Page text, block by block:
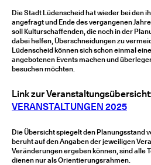
Die Stadt Lüdenscheid hat wieder bei den
angefragt und Ende des vergangenen
soll Kulturschaffenden, die noch in der
dabei helfen, Überschneidungen zu
Lüdenscheid können sich schon einmal
angebotenen Events machen und
besuchen möchten.
Link zur Veranstaltungsübersicht:
VERANSTALTUNGEN 2025
Die Übersicht spiegelt den Planungsstand
beruht auf den Angaben der jeweiligen
Veränderungen ergeben können, sind alle
dienen nur als Orientierungsrahmen.